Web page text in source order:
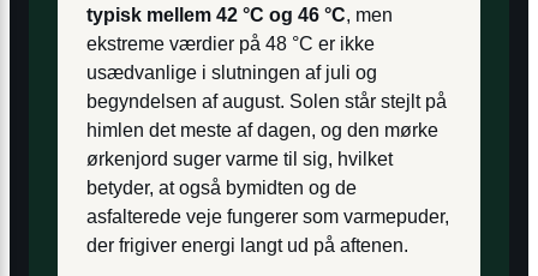
typisk mellem 42 °C og 46 °C, men
ekstreme værdier på 48 °C er ikke
usædvanlige i slutningen af juli og
begyndelsen af august. Solen står stejlt på
himlen det meste af dagen, og den mørke
ørkenjord suger varme til sig, hvilket
betyder, at også bymidten og de
asfalterede veje fungerer som varmepuder,
der frigiver energi langt ud på aftenen.